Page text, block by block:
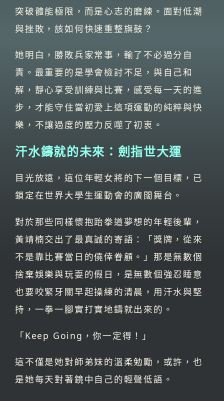
突破體能極限，而是心志的磨練。面對低潮
與挫敗，該如何快速重整旗鼓？
她明白，勝敗兵家常事，輸了不必過分自
責。最重要的是學會檢討不足，與自己和
解，靜心享受訓練與比賽，感受每一天的進
步，才能守住當初愛上這項運動的純粹與快
樂，不讓過度的壓力反噬了初衷。
汗水鑄就的未來：劍指世大運
目光放遠，這位年輕女將的下一個目標，已
鎖定在世界大學生運動會的廣闊舞台。
對於那些同樣懷抱跆拳道夢想的年輕後輩，
黃靖楠交出了最真誠的寄語：「獎牌，從來
不是靠比賽當日的僥倖眷顧。」那是無數個
捨棄娛樂與玩耍的假日，是無數個強忍睡意
也要咬緊牙關早起操練的清晨，用汗水與堅
持，一拳一腳實打實地鑄就出來的。
「Keep Going，你一定得！」
這不僅是她對師弟妹的溫柔勉勵，或許，也
是她每天對著鏡中自己的輕聲低語。